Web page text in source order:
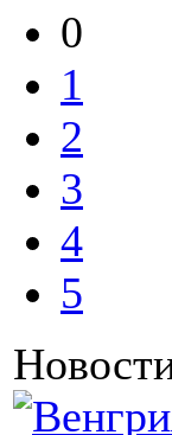
0
1
2
3
4
5